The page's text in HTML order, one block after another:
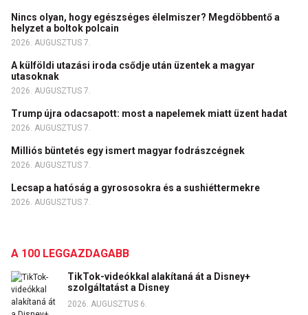
Nincs olyan, hogy egészséges élelmiszer? Megdöbbentő a
helyzet a boltok polcain
2026. AUGUSZTUS 7.
A külföldi utazási iroda csődje után üzentek a magyar
utasoknak
2026. AUGUSZTUS 7.
Trump újra odacsapott: most a napelemek miatt üzent hadat
2026. AUGUSZTUS 7.
Milliós büntetés egy ismert magyar fodrászcégnek
2026. AUGUSZTUS 7.
Lecsap a hatóság a gyrososokra és a sushiéttermekre
2026. AUGUSZTUS 7.
A 100 LEGGAZDAGABB
TikTok-videókkal alakítaná át a Disney+
szolgáltatást a Disney
2026. AUGUSZTUS 6.